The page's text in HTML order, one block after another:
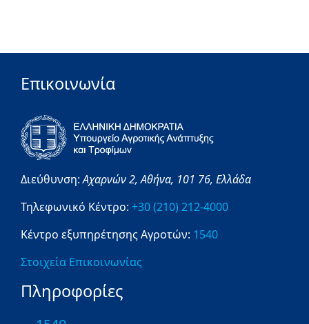
Επικοινωνία
Διεύθυνση:Αχαρνών 2,Αθήνα, 101 76, Ελλάδα
Τηλεφωνικό Κέντρο: +30 (210) 212-4000
Κέντρο εξυπηρέτησης Αγροτών: 1540
Στοιχεία Επικοινωνίας
Πληροφορίες